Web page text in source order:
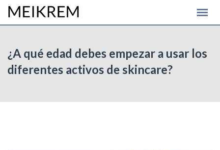
Skip
¿A qué edad debes empezar a usar los
diferentes activos de skincare?